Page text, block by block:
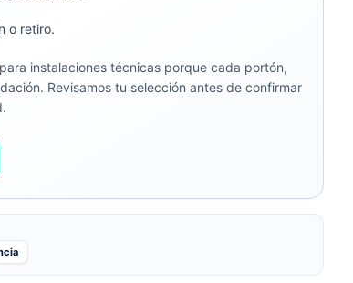
o retiro.
instalaciones técnicas porque cada portón,
Revisamos tu selección antes de confirmar